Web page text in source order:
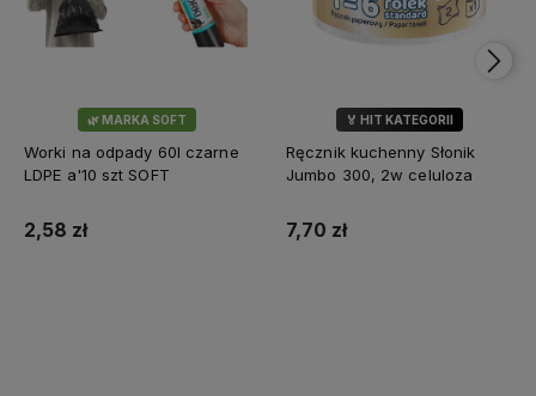
🌿 MARKA SOFT
Worki na odpady 60l czarne
LDPE a'10 szt SOFT
2,58 zł
🏅 HIT KATEGORII
💎 WYBÓR KLIENTÓW
Ręcznik kuchenny Słonik
Jumbo 300, 2w celuloza
7,70 zł